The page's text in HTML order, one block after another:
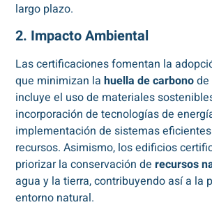
largo plazo.
2. Impacto Ambiental
Las certificaciones fomentan la
que minimizan lahuella de carbono
incluye el uso de materiales
incorporación de tecnologías de
implementación de sistemas
recursos. Asimismo, los edificios
priorizar la conservación derecursos
agua y la tierra, contribuyendo así a la
entorno natural.